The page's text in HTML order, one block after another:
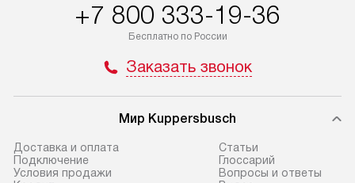
+7 800 333-19-36
Бесплатно по России
Заказать звонок
Мир Kuppersbusch
Доставка и оплата
Подключение
Условия продажи
Cтатьи
Глоссарий
Вопросы и ответы